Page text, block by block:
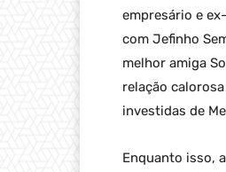
empresário e
com Jefinho
melhor amiga
relação
investidas de
Enquanto isso,